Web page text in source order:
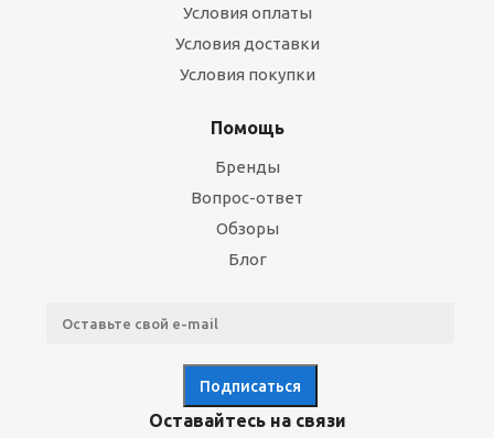
Условия оплаты
Условия доставки
Условия покупки
Помощь
Бренды
Вопрос-ответ
Обзоры
Блог
Оставайтесь на связи